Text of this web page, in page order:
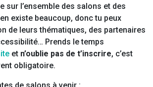
sur l’ensemble des salons et des
existe beaucoup, donc tu peux
de leurs thématiques, des partenaires
Prends le temps
et n’oublie pas de t’inscrire, c’est
obligatoire.